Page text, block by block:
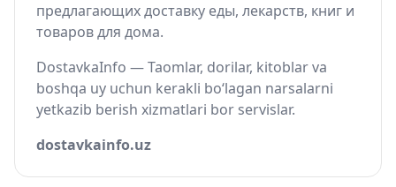
предлагающих доставку еды, лекарств, книг и
товаров для дома.
DostavkaInfo — Taomlar, dorilar, kitoblar va
boshqa uy uchun kerakli bo‘lagan narsalarni
yetkazib berish xizmatlari bor servislar.
dostavkainfo.uz